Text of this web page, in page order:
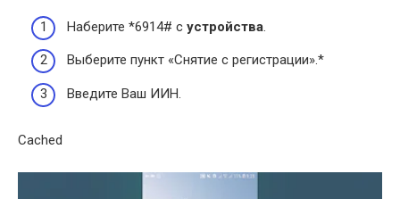
Наберите *6914# с устройства
Выберите пункт «Снятие с регистрации».*
Введите Ваш ИИН.
Cached